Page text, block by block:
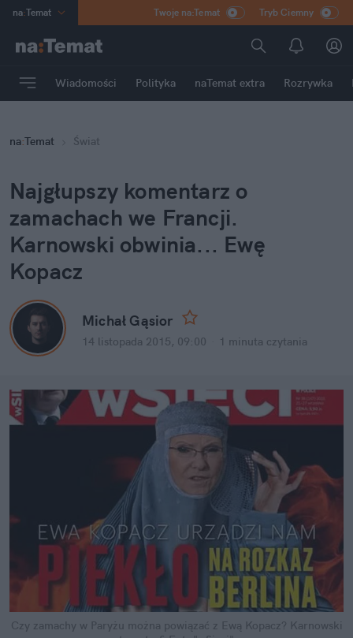
na:Temat
Poland
mama
Rozrywka
Twoje na:Temat Tryb Ciemny
Wiadomości Polityka naTemat extra Rozrywka
na:Temat Świat
Najgłupszy komentarz o
zamachach we Francji.
Karnowski obwinia... Ewę
Kopacz
Michał Gąsior
14 listopada 2015, 09:00 1 minuta czytania
Czy zamachy w Paryżu można powiązać z Ewą Kopacz? Karnowski